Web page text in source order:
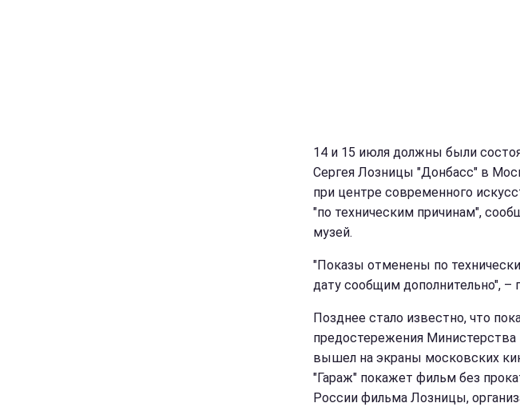
14 и 15 июля должны были
Сергея Лозницы "Донбасс" в
при центре современного
"по техническим причинам",
музей.
"Показы отменены по
дату сообщим дополнительно", –
Позднее стало известно, что
предостережения
вышел на экраны московских
"Гараж" покажет фильм без
России фильма Лозницы,